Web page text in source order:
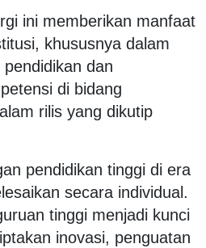
ini memberikan manfaat
khususnya dalam
dan
di bidang
rilis yang dikutip
pendidikan tinggi di era
secara individual.
tinggi menjadi kunci
inovasi, penguatan